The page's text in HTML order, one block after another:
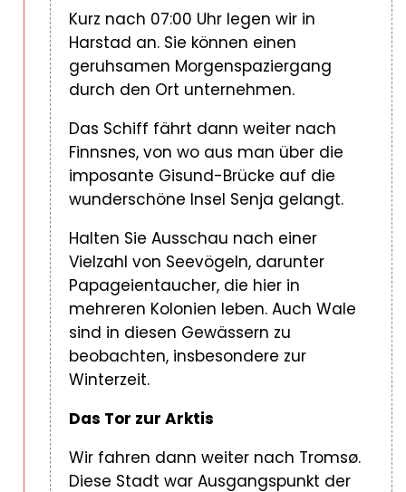
Kurz nach 07:00 Uhr legen wir in
Harstad an. Sie können einen
geruhsamen Morgenspaziergang
durch den Ort unternehmen.
Das Schiff fährt dann weiter nach
Finnsnes, von wo aus man über die
imposante Gisund-Brücke auf die
wunderschöne Insel Senja gelangt.
Halten Sie Ausschau nach einer
Vielzahl von Seevögeln, darunter
Papageientaucher, die hier in
mehreren Kolonien leben. Auch Wale
sind in diesen Gewässern zu
beobachten, insbesondere zur
Winterzeit.
Das Tor zur Arktis
Wir fahren dann weiter nach Tromsø.
Diese Stadt war Ausgangspunkt der